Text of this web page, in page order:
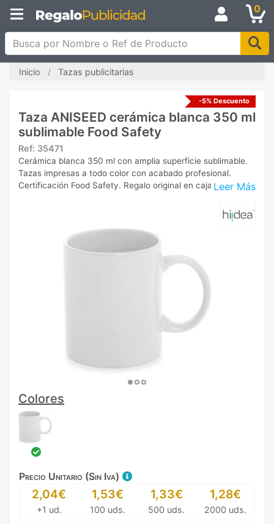
0
Busca por Nombre o Ref de Producto
Inicio Tazas publicitarias
-5% Descuento
Taza ANISEED cerámica blanca 350 ml
sublimable Food Safety
Ref: 35471
Leer Más
Cerámica blanca 350 ml con amplia superficie sublimable.
Tazas impresas a todo color con acabado profesional.
Certificación Food Safety. Regalo original en caja blanca.
Colores
Precio Unitario (Sin Iva)
2,04€
+1 ud.
1,53€
100 uds.
1,33€
500 uds.
1,28€
2000 uds.